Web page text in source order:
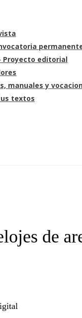
Proyecto editorial
manuales y
textos
de